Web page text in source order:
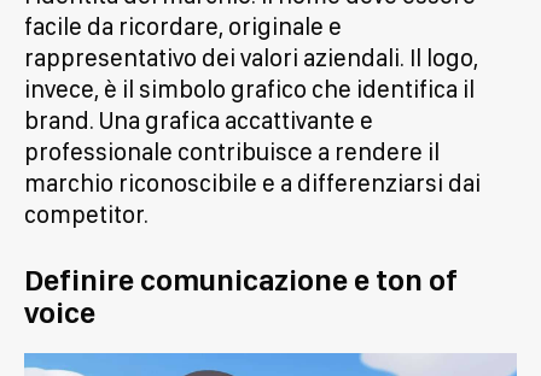
facile da ricordare, originale e
rappresentativo dei valori aziendali. Il logo,
invece, è il simbolo grafico che identifica il
brand. Una grafica accattivante e
professionale contribuisce a rendere il
marchio riconoscibile e a differenziarsi dai
competitor.
Definire comunicazione e ton of
voice